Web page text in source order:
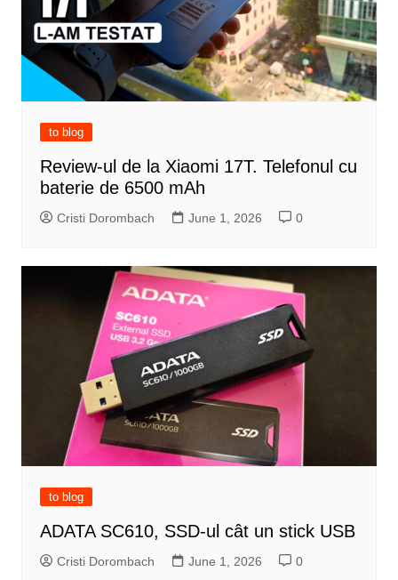
to blog
Review-ul de la Xiaomi 17T. Telefonul cu
baterie de 6500 mAh
Cristi Dorombach June 1, 2026 0
to blog
ADATA SC610, SSD-ul cât un stick USB
Cristi Dorombach June 1, 2026 0